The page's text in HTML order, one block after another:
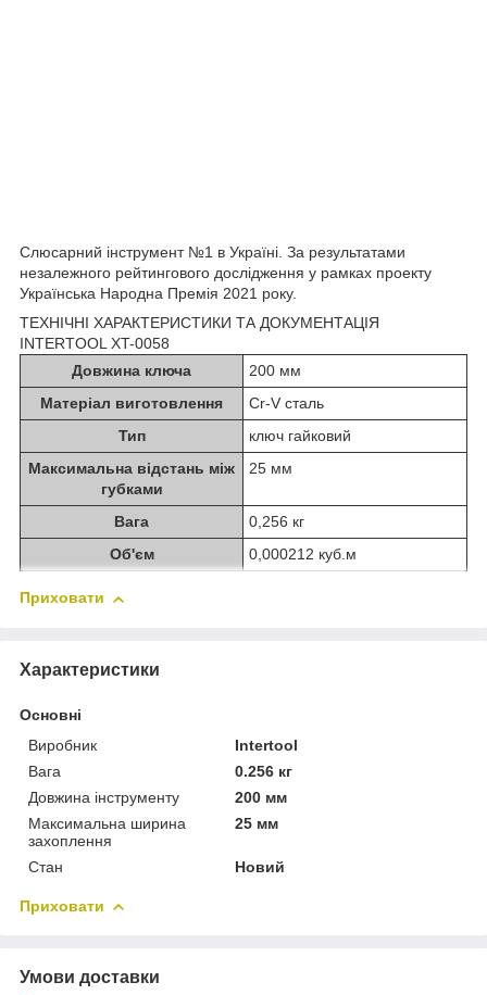
Слюсарний інструмент №1 в Україні. За результатами
незалежного рейтингового дослідження у рамках проекту
Українська Народна Премія 2021 року.
ТЕХНІЧНІ ХАРАКТЕРИСТИКИ ТА ДОКУМЕНТАЦІЯ
INTERTOOL XT-0058
Довжина ключа
200 мм
Матеріал виготовлення
Cr-V сталь
Тип
ключ гайковий
Максимальна відстань між
губками
25 мм
Вага
0,256 кг
Об'єм
0,000212 куб.м
Приховати
Характеристики
Основні
Виробник
Intertool
Вага
0.256 кг
Довжина інструменту
200 мм
Максимальна ширина
захоплення
25 мм
Стан Новий
Приховати
Умови доставки